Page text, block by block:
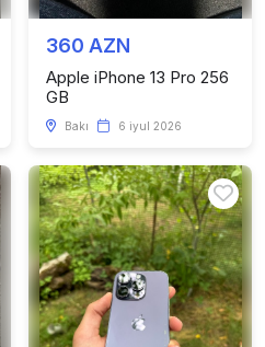
360 AZN
Apple iPhone 13 Pro 256
GB
Bakı 6 iyul 2026